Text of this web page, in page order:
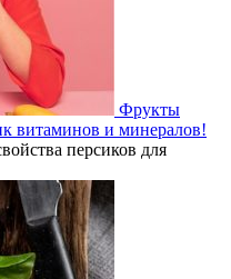
Фрукты
витаминов и минералов!
персиков для